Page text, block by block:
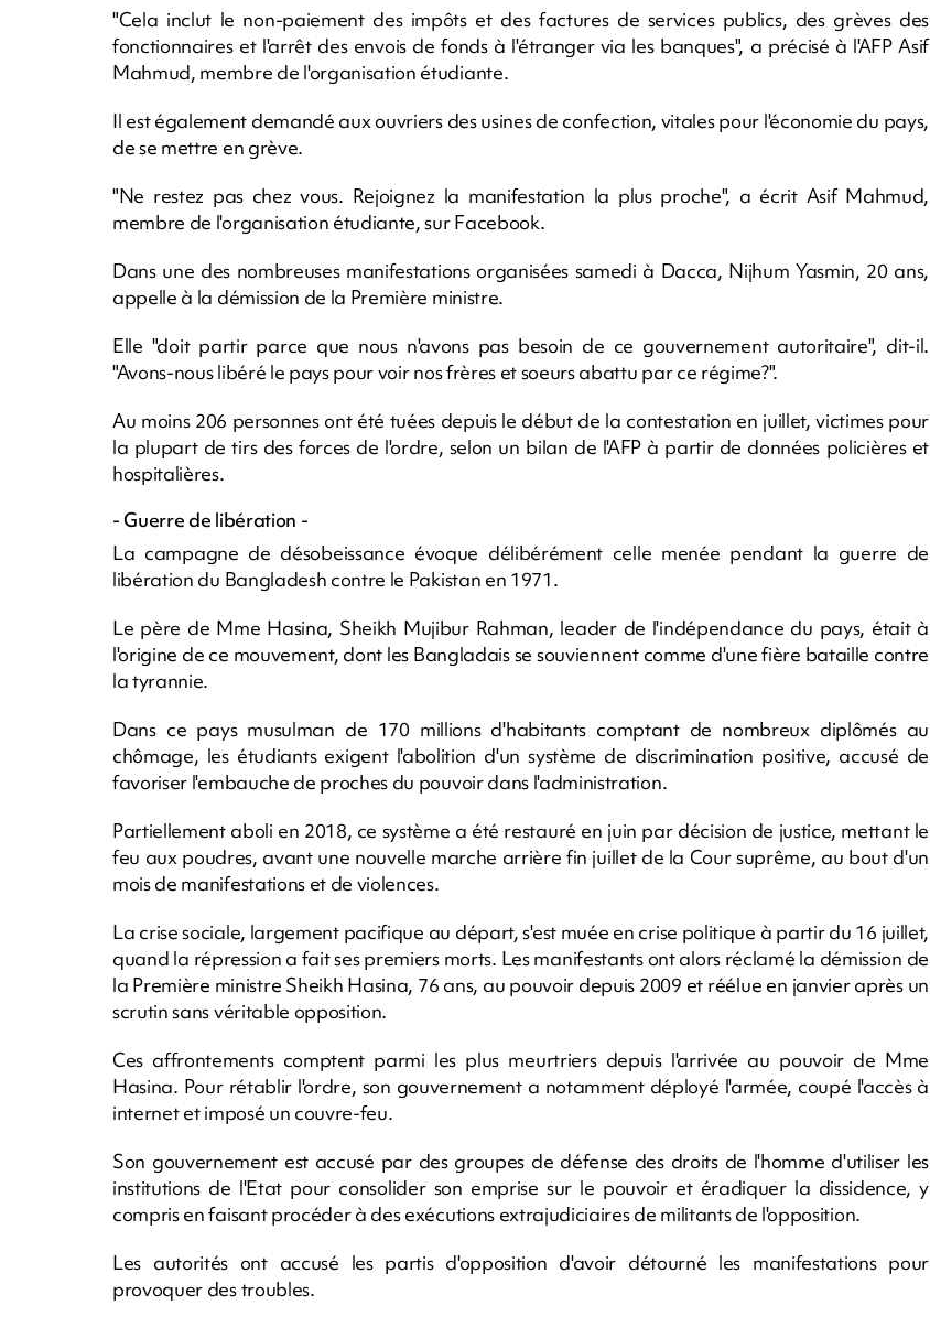
"Cela inclut le non-paiement des impôts et des factures de services publics, des grèves des
fonctionnaires et l'arrêt des envois de fonds à l'étranger via les banques", a précisé à l'AFP Asif
Mahmud, membre de l'organisation étudiante.
Il est également demandé aux ouvriers des usines de confection, vitales pour l'économie du pays,
de se mettre en grève.
"Ne restez pas chez vous. Rejoignez la manifestation la plus proche", a écrit Asif Mahmud,
membre de l'organisation étudiante, sur Facebook.
Dans une des nombreuses manifestations organisées samedi à Dacca, Nijhum Yasmin, 20 ans,
appelle à la démission de la Première ministre.
Elle "doit partir parce que nous n'avons pas besoin de ce gouvernement autoritaire", dit-il.
"Avons-nous libéré le pays pour voir nos frères et soeurs abattu par ce régime?".
Au moins 206 personnes ont été tuées depuis le début de la contestation en juillet, victimes pour
la plupart de tirs des forces de l'ordre, selon un bilan de l'AFP à partir de données policières et
hospitalières.
- Guerre de libération -
La campagne de désobeissance évoque délibérément celle menée pendant la guerre de
libération du Bangladesh contre le Pakistan en 1971.
Le père de Mme Hasina, Sheikh Mujibur Rahman, leader de l'indépendance du pays, était à
l'origine de ce mouvement, dont les Bangladais se souviennent comme d'une fière bataille contre
la tyrannie.
Dans ce pays musulman de 170 millions d'habitants comptant de nombreux diplômés au
chômage, les étudiants exigent l'abolition d'un système de discrimination positive, accusé de
favoriser l'embauche de proches du pouvoir dans l'administration.
Partiellement aboli en 2018, ce système a été restauré en juin par décision de justice, mettant le
feu aux poudres, avant une nouvelle marche arrière fin juillet de la Cour suprême, au bout d'un
mois de manifestations et de violences.
La crise sociale, largement pacifique au départ, s'est muée en crise politique à partir du 16 juillet,
quand la répression a fait ses premiers morts. Les manifestants ont alors réclamé la démission de
la Première ministre Sheikh Hasina, 76 ans, au pouvoir depuis 2009 et réélue en janvier après un
scrutin sans véritable opposition.
Ces affrontements comptent parmi les plus meurtriers depuis l'arrivée au pouvoir de Mme
Hasina. Pour rétablir l'ordre, son gouvernement a notamment déployé l'armée, coupé l'accès à
internet et imposé un couvre-feu.
Son gouvernement est accusé par des groupes de défense des droits de l'homme d'utiliser les
institutions de l'Etat pour consolider son emprise sur le pouvoir et éradiquer la dissidence, y
compris en faisant procéder à des exécutions extrajudiciaires de militants de l'opposition.
Les autorités ont accusé les partis d'opposition d'avoir détourné les manifestations pour
provoquer des troubles.